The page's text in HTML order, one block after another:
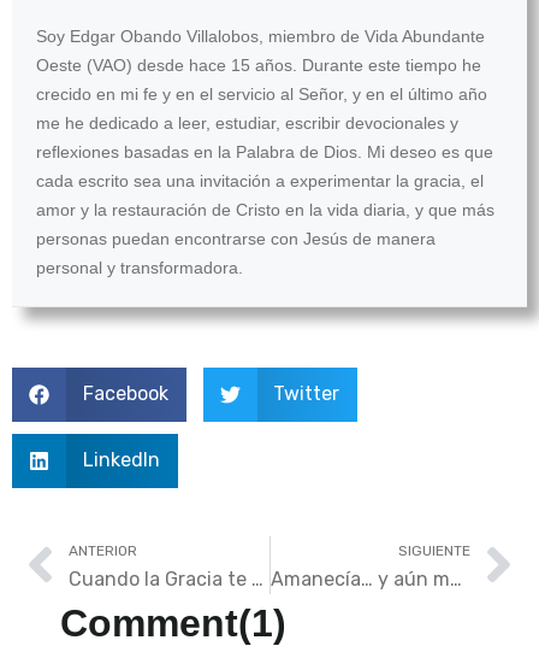
Soy Edgar Obando Villalobos, miembro de Vida Abundante
Oeste (VAO) desde hace 15 años. Durante este tiempo he
crecido en mi fe y en el servicio al Señor, y en el último año
me he dedicado a leer, estudiar, escribir devocionales y
reflexiones basadas en la Palabra de Dios. Mi deseo es que
cada escrito sea una invitación a experimentar la gracia, el
amor y la restauración de Cristo en la vida diaria, y que más
personas puedan encontrarse con Jesús de manera
personal y transformadora.
Facebook Twitter
LinkedIn
ANTERIOR
Cuando la Gracia te Encuentra, el Impostor Muere (Día 4)
SIGUIENTE
Amanecía… y aún me amaba (Día 6)
Comment(1)